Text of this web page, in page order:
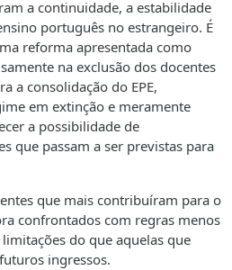
a continuidade, a estabilidade
português no estrangeiro. É
reforma apresentada como
na exclusão dos docentes
a consolidação do EPE,
em extinção e meramente
a possibilidade de
que passam a ser previstas para
que mais contribuíram para o
confrontados com regras menos
do que aquelas que
ingressos.